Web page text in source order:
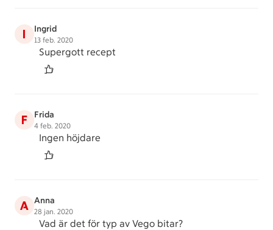
I Ingrid
13 feb. 2020
Supergott recept
F Frida
4 feb. 2020
Ingen höjdare
A Anna
28 jan. 2020
Vad är det för typ av Vego bitar?